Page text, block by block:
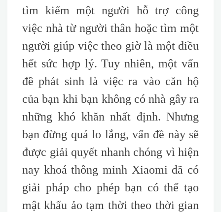
tìm kiếm một người hỗ trợ công
việc nhà từ người thân hoặc tìm một
người giúp việc theo giờ là một điều
hết sức hợp lý. Tuy nhiên, một vấn
đề phát sinh là việc ra vào căn hộ
của bạn khi bạn không có nhà gây ra
những khó khăn nhất định. Nhưng
bạn đừng quá lo lắng, vấn đề này sẽ
được giải quyết nhanh chóng vì hiện
nay khoá thông minh Xiaomi đã có
giải pháp cho phép bạn có thể tạo
mật khẩu ảo tạm thời theo thời gian